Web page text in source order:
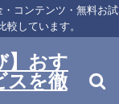
コンテンツ・無料お試
較しています。
】おす
スを徹